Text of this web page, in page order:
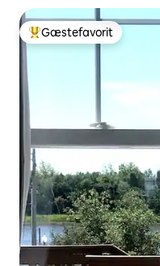
Bedste gæstefavorit
Gæstefavorit